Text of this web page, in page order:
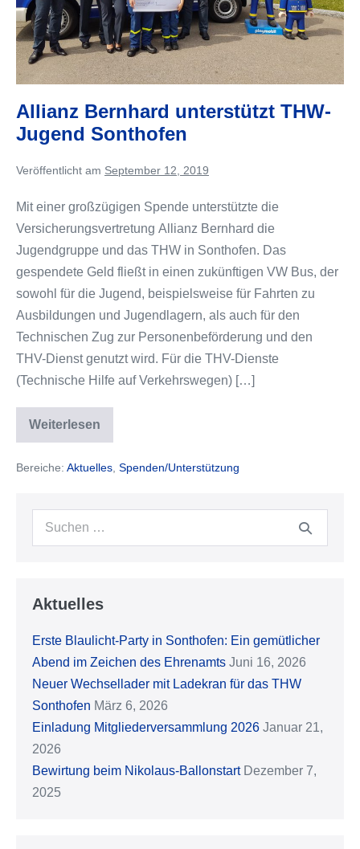
Allianz Bernhard unterstützt THW-
Jugend Sonthofen
Veröffentlicht am September 12, 2019
Mit einer großzügigen Spende unterstützte die
Versicherungsvertretung Allianz Bernhard die
Jugendgruppe und das THW in Sonthofen. Das
gespendete Geld fließt in einen zukünftigen VW Bus, der
sowohl für die Jugend, beispielsweise für Fahrten zu
Ausbildungen und Jugendlagern, als auch für den
Technischen Zug zur Personenbeförderung und den
THV-Dienst genutzt wird. Für die THV-Dienste
(Technische Hilfe auf Verkehrswegen) […]
Weiterlesen
Allianz
Bernhard
THW-
Bereiche: Aktuelles Spenden/Unterstützung
Suche
Aktuelles
Erste Blaulicht-Party in Sonthofen: Ein gemütlicher
Abend im Zeichen des Ehrenamts Juni 16, 2026
Neuer Wechsellader mit Ladekran für das THW
Sonthofen März 6, 2026
Einladung Mitgliederversammlung 2026 Januar 21,
2026
Bewirtung beim Nikolaus-Ballonstart Dezember 7,
2025